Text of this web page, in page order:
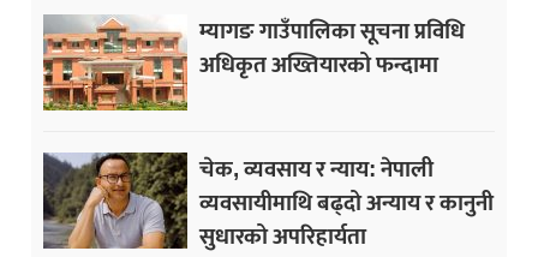
म्यागङ गाउँपालिका सूचना प्रविधि
अधिकृत अख्तियारको फन्दामा
चेक, व्यवसाय र न्याय: नेपाली
व्यवसायीमाथि बढ्दो अन्याय र कानुनी
सुधारको अपरिहार्यता